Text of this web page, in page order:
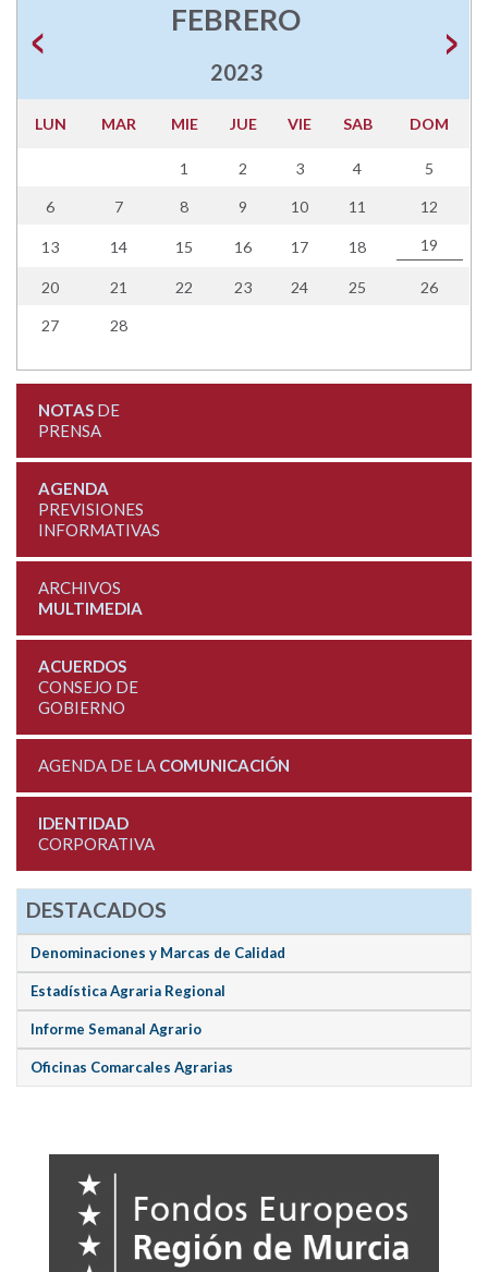
FEBRERO
2023
LUN MAR MIE JUE VIE SAB DOM
1 2 3 4 5
6 7 8 9 10 11 12
13 14 15 16 17 18 19
20 21 22 23 24 25 26
27 28
NOTASDE
PRENSA
AGENDA
PREVISIONES
INFORMATIVAS
ARCHIVOS
MULTIMEDIA
ACUERDOS
CONSEJO DE
GOBIERNO
AGENDA DE LA COMUNICACIÓN
IDENTIDAD
CORPORATIVA
DESTACADOS
Denominaciones y Marcas de Calidad
Estadística Agraria Regional
Informe Semanal Agrario
Oficinas Comarcales Agrarias